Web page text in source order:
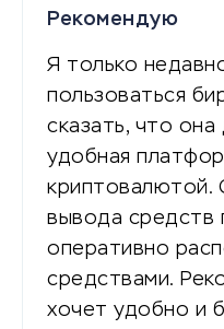
Рекомендую
Я только
пользоваться
сказать, что
удобная
криптовалютой.
вывода средств
оперативно
средствами.
хочет удобно и